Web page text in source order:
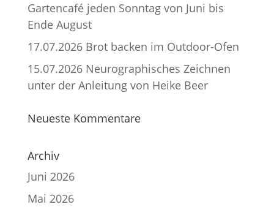
Gartencafé jeden Sonntag von Juni bis
Ende August
17.07.2026 Brot backen im Outdoor-Ofen
15.07.2026 Neurographisches Zeichnen
unter der Anleitung von Heike Beer
Neueste Kommentare
Archiv
Juni 2026
Mai 2026